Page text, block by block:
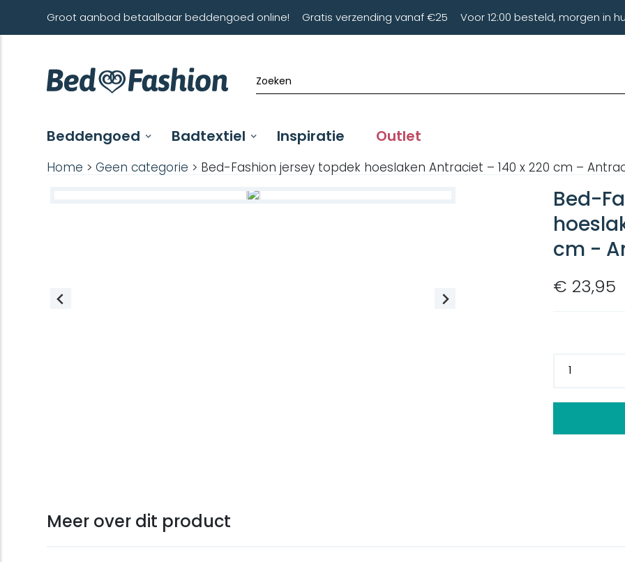
Groot aanbod betaalbaar beddengoed online! Gratis verzending vanaf €25 Voor 12:00 besteld, morgen in
Beddengoed Badtextiel Inspiratie Outlet
Home >Geen categorie > Bed-Fashion jersey topdek hoeslaken Antraciet – 140 x 220 cm –
Bed-
cm -
€ 23,95
Meer over dit product